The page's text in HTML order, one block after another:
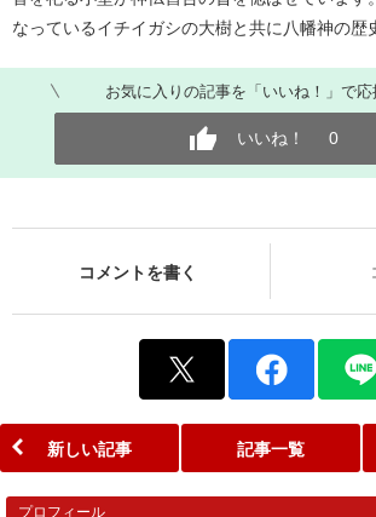
なっているイチイガシの大樹と共に八幡神の歴
お気に入りの記事を「いいね！」で応
いいね！ 0
コメントを書く
新しい記事 記事一覧
プロフィール